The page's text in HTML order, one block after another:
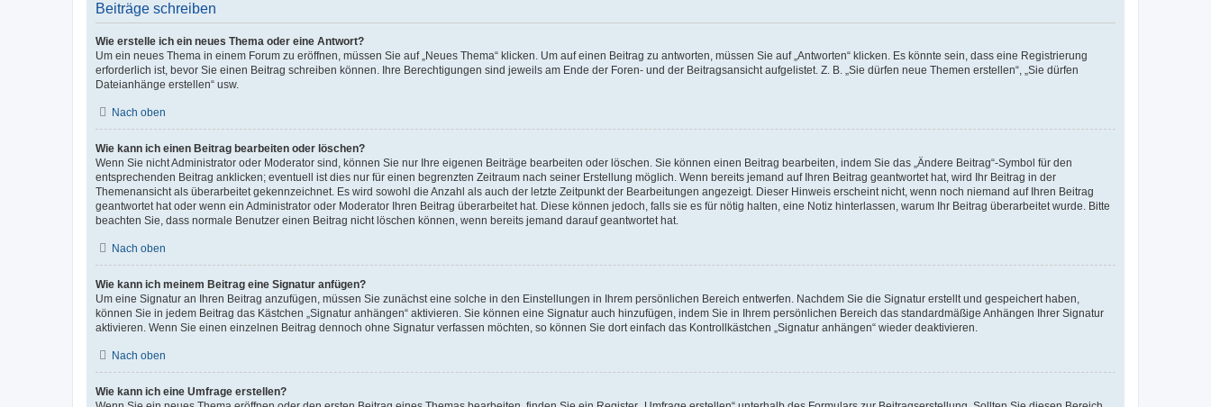
Beiträge schreiben
Wie erstelle ich ein neues Thema oder eine Antwort?
Um ein neues Thema in einem Forum zu eröffnen, müssen Sie auf „Neues Thema“ klicken. Um auf einen Beitrag zu antworten, müssen Sie auf „Antworten“ klicken. Es könnte sein, dass eine Registrierung
erforderlich ist, bevor Sie einen Beitrag schreiben können. Ihre Berechtigungen sind jeweils am Ende der Foren- und der Beitragsansicht aufgelistet. Z. B. „Sie dürfen neue Themen erstellen“, „Sie dürfen
Dateianhänge erstellen“ usw.
Nach oben
Wie kann ich einen Beitrag bearbeiten oder löschen?
Wenn Sie nicht Administrator oder Moderator sind, können Sie nur Ihre eigenen Beiträge bearbeiten oder löschen. Sie können einen Beitrag bearbeiten, indem Sie das „Ändere Beitrag“-Symbol für den
entsprechenden Beitrag anklicken; eventuell ist dies nur für einen begrenzten Zeitraum nach seiner Erstellung möglich. Wenn bereits jemand auf Ihren Beitrag geantwortet hat, wird Ihr Beitrag in der
Themenansicht als überarbeitet gekennzeichnet. Es wird sowohl die Anzahl als auch der letzte Zeitpunkt der Bearbeitungen angezeigt. Dieser Hinweis erscheint nicht, wenn noch niemand auf Ihren Beitrag
geantwortet hat oder wenn ein Administrator oder Moderator Ihren Beitrag überarbeitet hat. Diese können jedoch, falls sie es für nötig halten, eine Notiz hinterlassen, warum Ihr Beitrag überarbeitet wurde. Bitte
beachten Sie, dass normale Benutzer einen Beitrag nicht löschen können, wenn bereits jemand darauf geantwortet hat.
Nach oben
Wie kann ich meinem Beitrag eine Signatur anfügen?
Um eine Signatur an Ihren Beitrag anzufügen, müssen Sie zunächst eine solche in den Einstellungen in Ihrem persönlichen Bereich entwerfen. Nachdem Sie die Signatur erstellt und gespeichert haben,
können Sie in jedem Beitrag das Kästchen „Signatur anhängen“ aktivieren. Sie können eine Signatur auch hinzufügen, indem Sie in Ihrem persönlichen Bereich das standardmäßige Anhängen Ihrer Signatur
aktivieren. Wenn Sie einen einzelnen Beitrag dennoch ohne Signatur verfassen möchten, so können Sie dort einfach das Kontrollkästchen „Signatur anhängen“ wieder deaktivieren.
Nach oben
Wie kann ich eine Umfrage erstellen?